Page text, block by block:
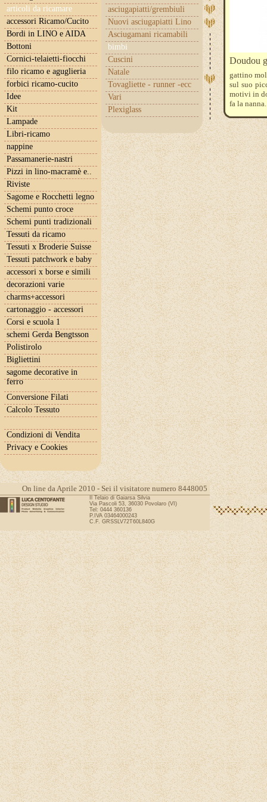
articoli da ricamare
asciugapiatti/grembiuli
Nuovi asciugapiatti Lino
Asciugamani ricamabili
bimbi
Cuscini
Natale
Tovagliette - runner -ecc
Vari
Plexiglass
accessori Ricamo/Cucito
Bordi in LINO e AIDA
Bottoni
Cornici-telaietti-fiocchi
filo ricamo e aguglieria
forbici ricamo-cucito
Idee
Kit
Lampade
Libri-ricamo
nappine
Passamanerie-nastri
Pizzi in lino-macramè e..
Riviste
Sagome e Rocchetti legno
Schemi punto croce
Schemi punti tradizionali
Tessuti da ricamo
Tessuti x Broderie Suisse
Tessuti patchwork e baby
accessori x borse e simili
decorazioni varie
charms+accessori
cartonaggio - accessori
Corsi e scuola 1
schemi Gerda Bengtsson
Polistirolo
Bigliettini
sagome decorative in
ferro
Conversione Filati
Calcolo Tessuto
Condizioni di Vendita
Privacy e Cookies
Doudou
gattino
sul suo
motivi in
fa la
On line da Aprile 2010 - Sei il visitatore numero 8448005
Il Telaio di Gaiarsa Silvia
Via Pascoli 53, 36030 Povolaro (VI)
Tel: 0444 360136
P.IVA 03464000243
C.F. GRSSLV72T60L840G